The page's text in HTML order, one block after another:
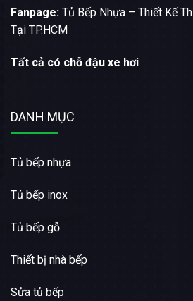
Fanpage: Tủ Bếp Nhựa – Thiết Kế
Tại TP.HCM
Tất cả có chỗ đậu xe hơi
DANH MỤC
Tủ bếp nhựa
Tủ bếp inox
Tủ bếp gỗ
Thiết bị nhà bếp
Sửa tủ bếp